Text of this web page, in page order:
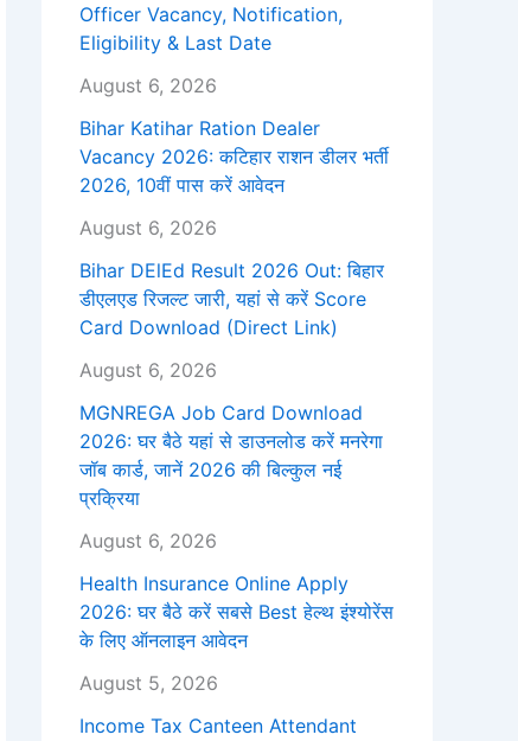
Officer Vacancy, Notification,
Eligibility & Last Date
August 6, 2026
Bihar Katihar Ration Dealer
Vacancy 2026: कटिहार राशन डीलर भर्ती
2026, 10वीं पास करें आवेदन
August 6, 2026
Bihar DElEd Result 2026 Out: बिहार
डीएलएड रिजल्ट जारी, यहां से करें Score
Card Download (Direct Link)
August 6, 2026
MGNREGA Job Card Download
2026: घर बैठे यहां से डाउनलोड करें मनरेगा
जॉब कार्ड, जानें 2026 की बिल्कुल नई
प्रक्रिया
August 6, 2026
Health Insurance Online Apply
2026: घर बैठे करें सबसे Best हेल्थ इंश्योरेंस
के लिए ऑनलाइन आवेदन
August 5, 2026
Income Tax Canteen Attendant